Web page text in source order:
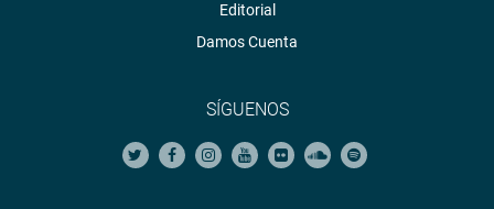
Editorial
Damos Cuenta
SÍGUENOS